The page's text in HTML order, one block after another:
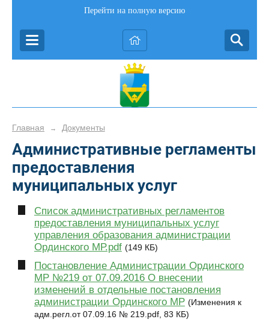
Перейти на полную версию
Главная → Документы
Административные регламенты
предоставления
муниципальных услуг
Список административных регламентов
предоставления муниципальных услуг
управления образования администрации
Ординского МР.pdf (149 КБ)
Постановление Администрации Ординского
МР №219 от 07.09.2016 О внесении
изменений в отдельные постановления
администрации Ординского МР (Изменения к
адм.регл.от 07.09.16 № 219.pdf, 83 КБ)